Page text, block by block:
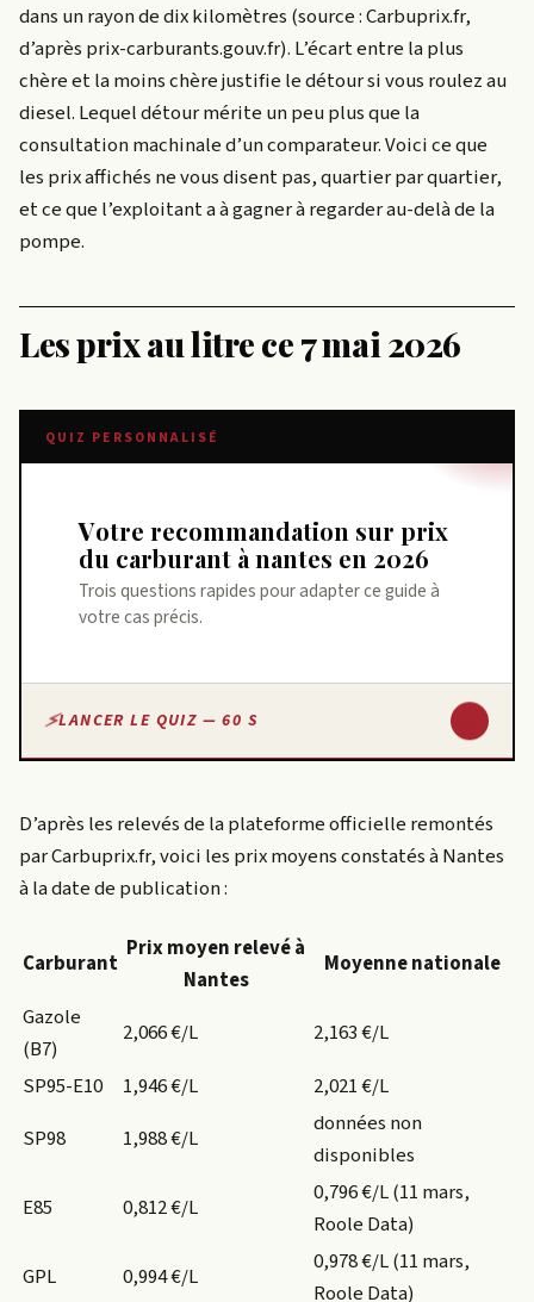
dans un rayon de dix kilomètres (source : Carbuprix.fr,
d’après prix-carburants.gouv.fr). L’écart entre la plus
chère et la moins chère justifie le détour si vous roulez au
diesel. Lequel détour mérite un peu plus que la
consultation machinale d’un comparateur. Voici ce que
les prix affichés ne vous disent pas, quartier par quartier,
et ce que l’exploitant a à gagner à regarder au-delà de la
pompe.
Les prix au litre ce 7 mai 2026
QUIZ PERSONNALISÉ
Votre recommandation sur prix
du carburant à nantes en 2026
Trois questions rapides pour adapter ce guide à
votre cas précis.
LANCER LE QUIZ — 60 S
D’après les relevés de la plateforme officielle remontés
par Carbuprix.fr, voici les prix moyens constatés à Nantes
à la date de publication :
Carburant
Prix moyen relevé à
Nantes
Moyenne nationale
Gazole
(B7)
2,066 €/L
2,163 €/L
SP95-E10
1,946 €/L
2,021 €/L
SP98
1,988 €/L
données non
disponibles
E85
0,812 €/L
0,796 €/L (11 mars,
Roole Data)
GPL
0,994 €/L
0,978 €/L (11 mars,
Roole Data)